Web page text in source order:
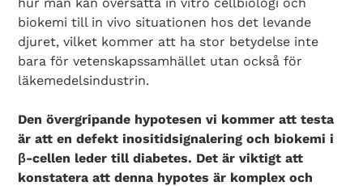
biokemi till in vivo situationen hos det levande
djuret, vilket kommer att ha stor betydelse inte
bara för vetenskapssamhället utan också för
läkemedelsindustrin.
Den övergripande hypotesen vi kommer att testa
är att en defekt inositidsignalering och biokemi i
β-cellen leder till diabetes. Det är viktigt att
konstatera att denna hypotes är komplex och